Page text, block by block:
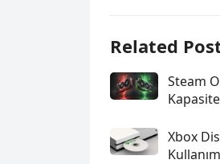
Related
Steam
Xbox